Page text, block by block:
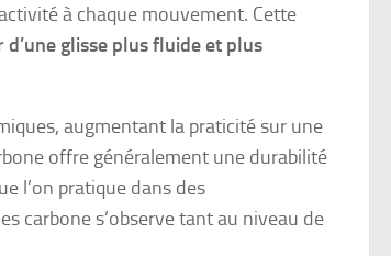
à chaque mouvement. Cette
glisse plus fluide et plus
augmentant la praticité sur une
offre généralement une durabilité
l’on pratique dans des
carbone s’observe tant au niveau de